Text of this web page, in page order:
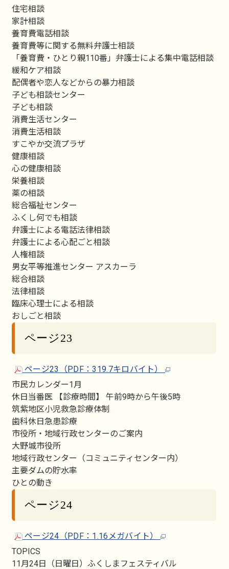
住宅相談
家計相談
養育費電話相談
養育費等に関する無料弁護士相談
「養育費・ひとり親110番」弁護士による集中電話相談
緩和ケア相談
配偶者や恋人などからの暴力相談
子ども相談センター
子ども相談
消費生活センター
消費生活相談
すこやか交流プラザ
健康相談
心の健康相談
栄養相談
薬の相談
総合福祉センター
ふくし何でも相談
弁護士による電話法律相談
弁護士による心配ごと相談
人権相談
男女平等推進センター アスカーラ
総合相談
法律相談
臨床心理士による相談
おしごと相談
ページ23
ページ23（PDF：319.7キロバイト）
市民カレンダー1月
休日当番医 【診療時間】 午前9時から午後5時
筑紫地区小児救急診療体制
歯科休日急患診療
市役所・地域行政センターのご案内
大野城市役所
地域行政センター（コミュニティセンター内）
主要ダムの貯水率
ひとの動き
ページ24
ページ24（PDF：1.16メガバイト）
TOPICS
11月24日（日曜日）ふくしまフェスティバル